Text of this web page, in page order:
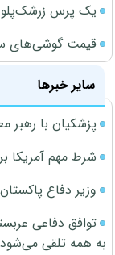
یک پرس زرشک‌پلو
قیمت گوشی‌های
سایر خبرها
پزشکیان با رهبر
شرط مهم آمریکا
وزیر دفاع
توافق دفاعی
به همه تلقی می‌شود